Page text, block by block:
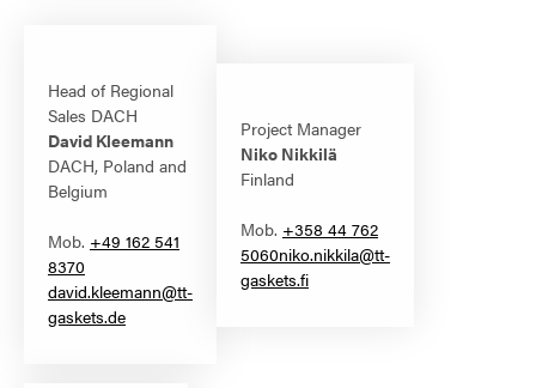
Head of Regional
Sales DACH
David Kleemann
DACH, Poland and
Belgium
Mob. +49 162 541
8370
david.kleemann@tt-
gaskets.de
Project Manager
Niko Nikkilä
Finland
Mob. +358 44 762
5060niko.nikkila@tt-
gaskets.fi